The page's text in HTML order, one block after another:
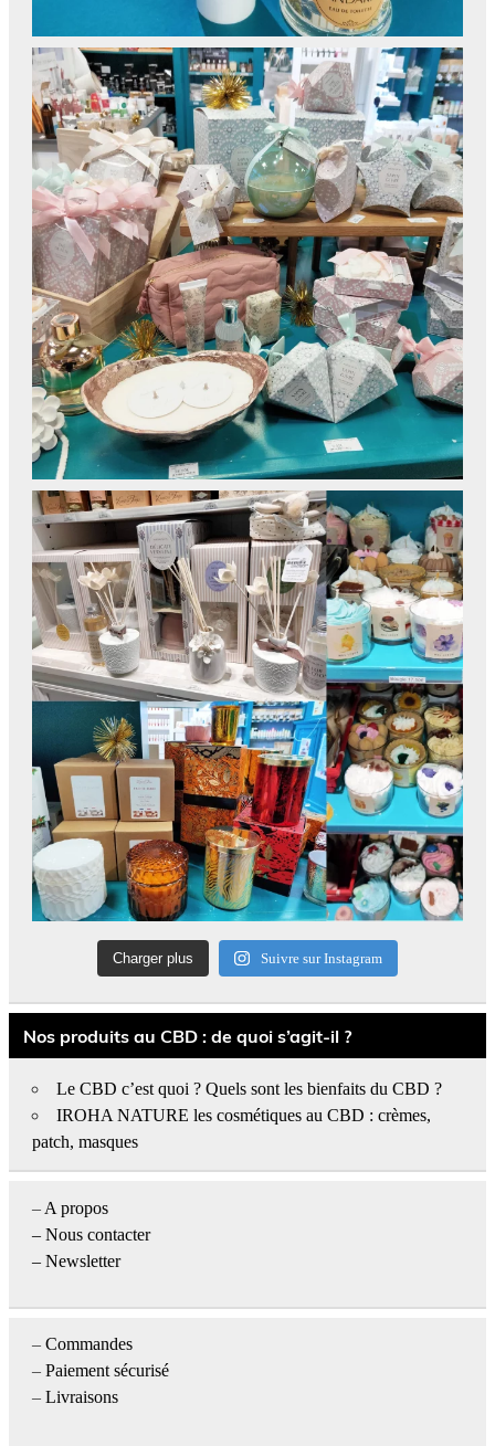
Charger plus Suivre sur Instagram
Nos produits au CBD : de quoi s’agit-il ?
Le CBD c’est quoi ? Quels sont les bienfaits du CBD ?
IROHA NATURE les cosmétiques au CBD : crèmes,
patch, masques
– A propos
– Nous contacter
– Newsletter
– Commandes
– Paiement sécurisé
– Livraisons